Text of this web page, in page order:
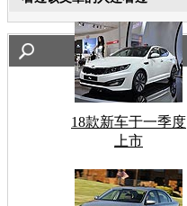
18款新车于一季度
上市